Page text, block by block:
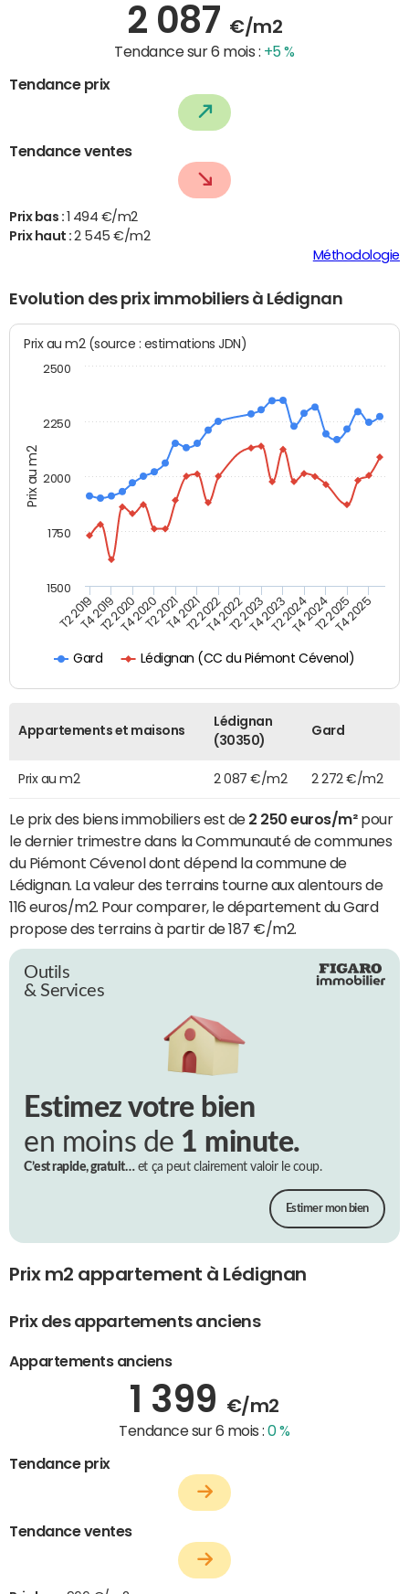
2 087 €/m2
Tendance sur 6 mois : +5 %
Tendance prix
Tendance ventes
Prix bas :
1 494 €/m2
Prix haut :2 545 €/m2
Méthodologie
Evolution des prix immobiliers à Lédignan
Prix au m2
Prix au m2 (source : estimations JDN)
Gard Lédignan (CC du Piémont Cévenol)
T2 2019T4 2019T2 2020T4 2020T2 2021T4 2021T2 2022T4 2022T2 2023T4 2023T2 2024T4 2024T2 2025T4 2025
2000
1500
1750
2250
2500
Appartements et maisons
Lédignan
(30350)
Gard
Prix au m2 2 087 €/m2 2 272 €/m2
Le prix des biens immobiliers est de 2 250 euros/m²pour
le dernier trimestre dans la Communauté de communes
du Piémont Cévenol dont dépend la commune de
Lédignan. La valeur des terrains tourne aux alentours de
116 euros/m2. Pour comparer, le département du Gard
propose des terrains à partir de 187 €/m2.
Outils
& Services
Estimez votre bien
en moins de 1 minute.
C’est rapide, gratuit…et ça peut clairement valoir le coup.
Estimer mon bien
Prix m2 appartement à Lédignan
Prix des appartements anciens
Appartements anciens
1 399 €/m2
Tendance sur 6 mois :0 %
Tendance prix
Tendance ventes